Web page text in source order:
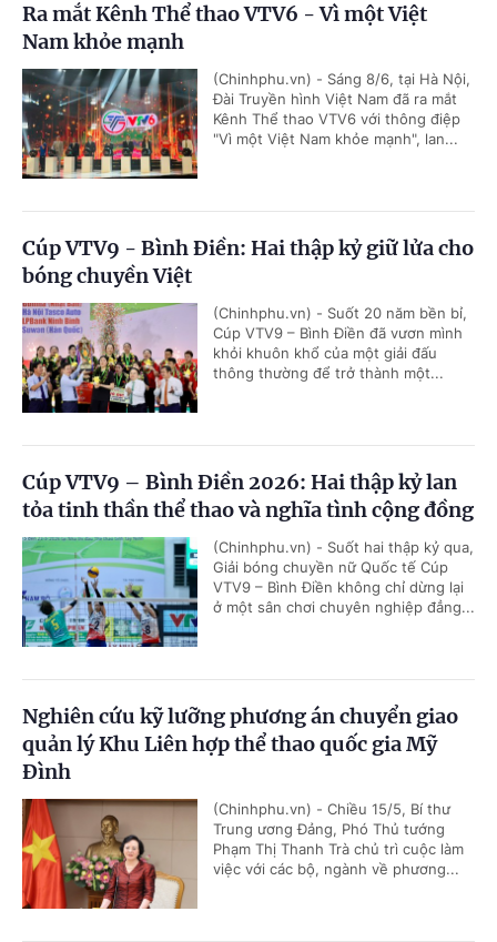
Ra mắt Kênh Thể thao VTV6 - Vì một Việt
Nam khỏe mạnh
(Chinhphu.vn) - Sáng 8/6, tại Hà Nội,
Đài Truyền hình Việt Nam đã ra mắt
Kênh Thể thao VTV6 với thông điệp
"Vì một Việt Nam khỏe mạnh", lan...
Cúp VTV9 - Bình Điền: Hai thập kỷ giữ lửa cho
bóng chuyền Việt
(Chinhphu.vn) - Suốt 20 năm bền bỉ,
Cúp VTV9 – Bình Điền đã vươn mình
khỏi khuôn khổ của một giải đấu
thông thường để trở thành một...
Cúp VTV9 – Bình Điền 2026: Hai thập kỷ lan
tỏa tinh thần thể thao và nghĩa tình cộng đồng
(Chinhphu.vn) - Suốt hai thập kỷ qua,
Giải bóng chuyền nữ Quốc tế Cúp
VTV9 – Bình Điền không chỉ dừng lại
ở một sân chơi chuyên nghiệp đẳng...
Nghiên cứu kỹ lưỡng phương án chuyển giao
quản lý Khu Liên hợp thể thao quốc gia Mỹ
Đình
(Chinhphu.vn) - Chiều 15/5, Bí thư
Trung ương Đảng, Phó Thủ tướng
Phạm Thị Thanh Trà chủ trì cuộc làm
việc với các bộ, ngành về phương...